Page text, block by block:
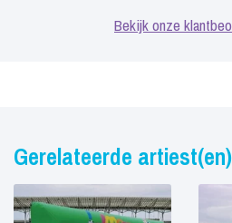
Bekijk onze
Gerelateerde artiest(en)